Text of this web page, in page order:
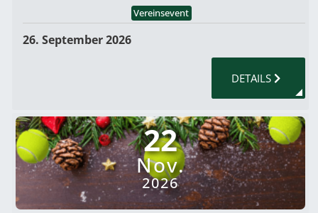
Vereinsevent
26. September 2026
DETAILS
22
Nov.
2026